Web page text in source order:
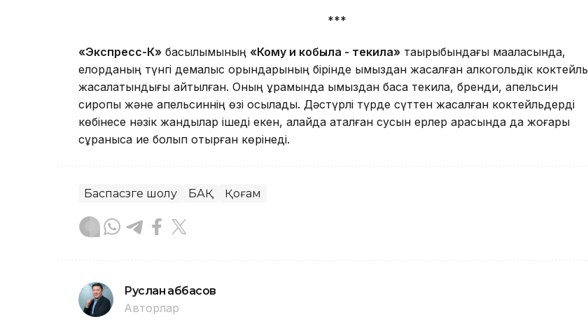
***
«Экспресс-К» басылымының «Кому и кобыла - текила» тақырыбындағы мақаласында,
елорданың түнгі демалыс орындарының бірінде қымыздан жасалған алкогольдік коктейль
жасалатындығы айтылған. Оның құрамында қымыздан басқа текила, бренди, апельсин
сиропы және апельсиннің өзі қосылады. Дәстүрлі түрде сүттен жасалған коктейльдерді
көбінесе нәзік жандылар ішеді екен, алайда аталған сусын ерлер арасында да жоғары
сұранысқа ие болып отырған көрінеді.
Баспасөзге шолу БАҚ Қоғам
Руслан Ғаббасов
Авторлар